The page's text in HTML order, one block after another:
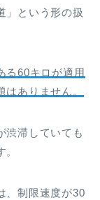
」という形の扱
る60キロが適用
ありません。
渋滞していても
、制限速度が30